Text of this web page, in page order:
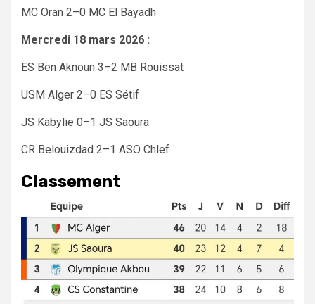
MC Oran 2–0 MC El Bayadh
Mercredi 18 mars 2026 :
ES Ben Aknoun 3–2 MB Rouissat
USM Alger 2–0 ES Sétif
JS Kabylie 0–1 JS Saoura
CR Belouizdad 2–1 ASO Chlef
Classement